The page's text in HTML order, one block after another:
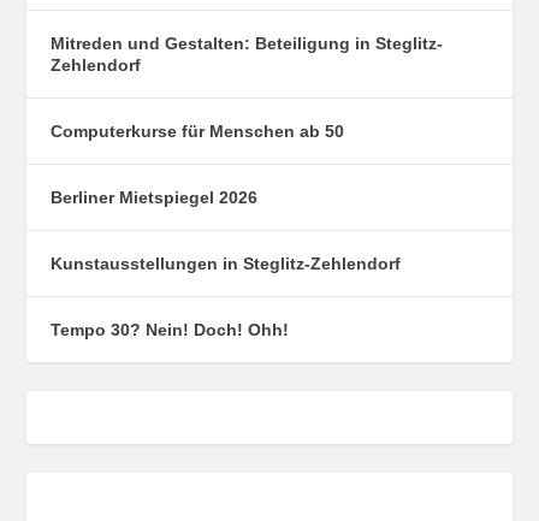
Mitreden und Gestalten: Beteiligung in Steglitz-
Zehlendorf
Computerkurse für Menschen ab 50
Berliner Mietspiegel 2026
Kunstausstellungen in Steglitz-Zehlendorf
Tempo 30? Nein! Doch! Ohh!